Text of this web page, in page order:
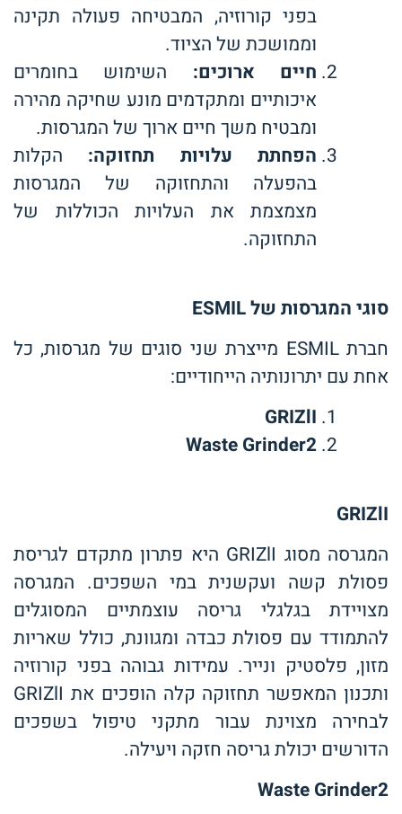
בפני קורוזיה, המבטיחה פעולה תקינה
וממושכת של הציוד.
חיים ארוכים: השימוש בחומרים
איכותיים ומתקדמים מונע שחיקה מהירה
ומבטיח משך חיים ארוך של המגרסות.
הפחתת עלויות תחזוקה: הקלות
בהפעלה והתחזוקה של המגרסות
מצמצמת את העלויות הכוללות של
התחזוקה.
סוגי המגרסות של
חברת ESMIL מייצרת שני סוגים של מגרסות, כל
אחת עם יתרונותיה הייחודיים:
GRIZlI
Waste Grinder2
GRIZlI
המגרסה מסוג GRIZlI היא פתרון מתקדם לגריסת
פסולת קשה ועקשנית במי השפכים. המגרסה
מצויידת בגלגלי גריסה עוצמתיים המסוגלים
להתמודד עם פסולת כבדה ומגוונת, כולל שאריות
מזון, פלסטיק ונייר. עמידות גבוהה בפני קורוזיה
ותכנון המאפשר תחזוקה קלה הופכים את GRIZlI
לבחירה מצוינת עבור מתקני טיפול בשפכים
הדורשים יכולת גריסה חזקה ויעילה.
Waste Grinder2